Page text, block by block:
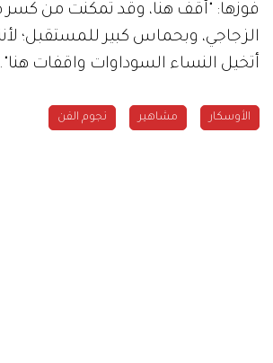
فوزها: "أقف هنا، وقد تمكنت من
الزجاجي، وبحماس كبير للمستقبل؛
أتخيل النساء السوداوات واقفات هنا".
الأوسكار مشاهير نجوم الفن